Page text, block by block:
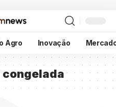
Agro Inovação
congelada